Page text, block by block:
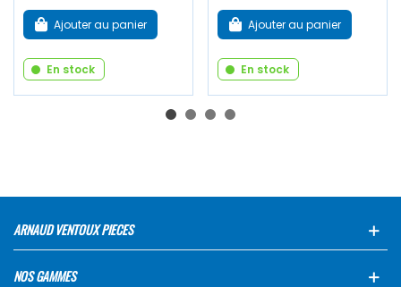
Ajouter au panier
En stock
Ajouter au panier
En stock
ARNAUD VENTOUX PIECES
NOS GAMMES